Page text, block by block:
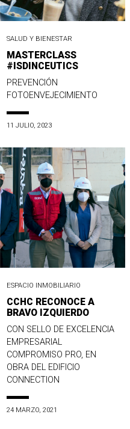
SALUD Y BIENESTAR
MASTERCLASS
#ISDINCEUTICS
PREVENCIÓN
FOTOENVEJECIMIENTO
11 JULIO, 2023
ESPACIO INMOBILIARIO
CCHC RECONOCE A
BRAVO IZQUIERDO
CON SELLO DE EXCELENCIA
EMPRESARIAL
COMPROMISO PRO, EN
OBRA DEL EDIFICIO
CONNECTION
24 MARZO, 2021